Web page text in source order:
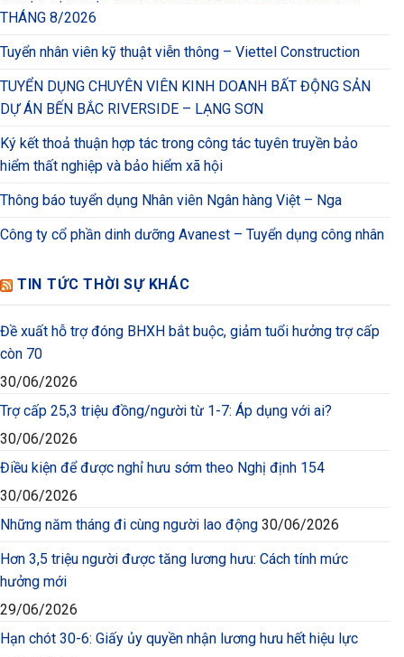
THÁNG 8/2026
Tuyển nhân viên kỹ thuật viễn thông – Viettel Construction
TUYỂN DỤNG CHUYÊN VIÊN KINH DOANH BẤT ĐỘNG SẢN
DỰ ÁN BẾN BẮC RIVERSIDE – LẠNG SƠN
Ký kết thoả thuận hợp tác trong công tác tuyên truyền bảo
hiểm thất nghiệp và bảo hiểm xã hội
Thông báo tuyển dụng Nhân viên Ngân hàng Việt – Nga
Công ty cổ phần dinh dưỡng Avanest – Tuyển dụng công nhân
TIN TỨC THỜI SỰ KHÁC
Đề xuất hỗ trợ đóng BHXH bắt buộc, giảm tuổi hưởng trợ cấp
còn 70
30/06/2026
Trợ cấp 25,3 triệu đồng/người từ 1-7: Áp dụng với ai?
30/06/2026
Điều kiện để được nghỉ hưu sớm theo Nghị định 154
30/06/2026
Những năm tháng đi cùng người lao động 30/06/2026
Hơn 3,5 triệu người được tăng lương hưu: Cách tính mức
hưởng mới
29/06/2026
Hạn chót 30-6: Giấy ủy quyền nhận lương hưu hết hiệu lực